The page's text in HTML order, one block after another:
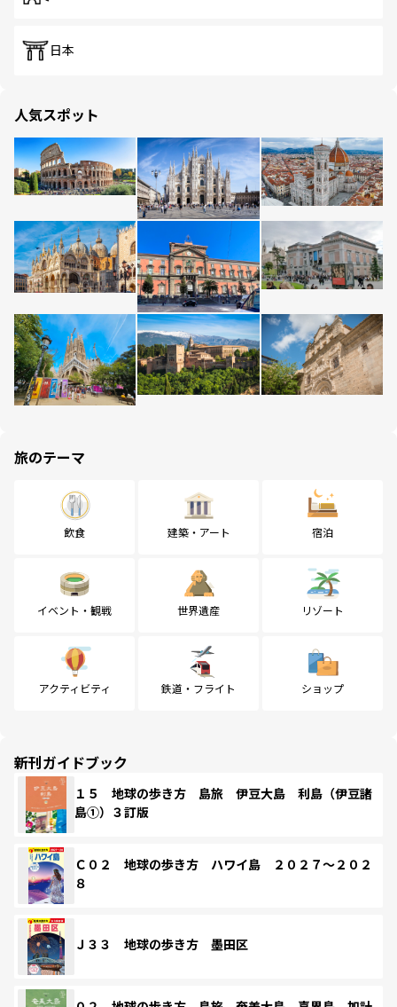
日本
人気スポット
旅のテーマ
飲食 建築・アート 宿泊
イベント・観戦 世界遺産 リゾート
アクティビティ 鉄道・フライト ショップ
新刊ガイドブック
１５ 地球の歩き方 島旅 伊豆大島 利島（伊豆諸
島①）３訂版
Ｃ０２ 地球の歩き方 ハワイ島 ２０２７～２０２
８
Ｊ３３ 地球の歩き方 墨田区